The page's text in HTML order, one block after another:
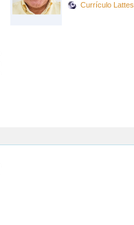
Currículo Lattes